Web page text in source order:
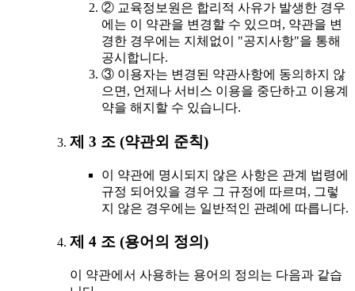
② 교육정보원은 합리적 사유가 발생한 경우
에는 이 약관을 변경할 수 있으며, 약관을 변
경한 경우에는 지체없이 "공지사항"을 통해
공시합니다.
③ 이용자는 변경된 약관사항에 동의하지 않
으면, 언제나 서비스 이용을 중단하고 이용계
약을 해지할 수 있습니다.
제 3 조 (약관외 준칙)
이 약관에 명시되지 않은 사항은 관계 법령에
규정 되어있을 경우 그 규정에 따르며, 그렇
지 않은 경우에는 일반적인 관례에 따릅니다.
제 4 조 (용어의 정의)
이 약관에서 사용하는 용어의 정의는 다음과 같습